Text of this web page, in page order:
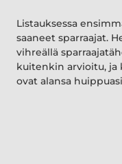
Listauksessa
saaneet sparraajat.
vihreällä
kuitenkin arvioitu, ja
ovat alansa